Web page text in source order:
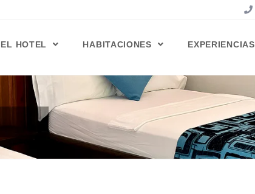
EL HOTEL HABITACIONES EXPERIENCIAS